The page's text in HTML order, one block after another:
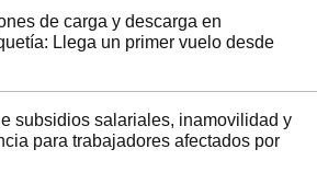
de carga y descarga en
Llega un primer vuelo desde
subsidios salariales, inamovilidad y
para trabajadores afectados por